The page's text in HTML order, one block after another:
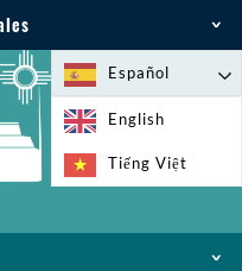
827-9329
Español
English
Tiếng Việt